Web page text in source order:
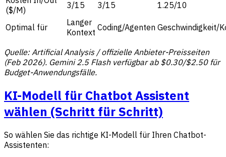
($/M)
3/15 3/15 1.25/10
Optimal für
Langer
Kontext Coding/Agenten Geschwindigkeit/
Quelle: Artificial Analysis / offizielle Anbieter-Preisseiten
(Feb 2026). Gemini 2.5 Flash verfügbar ab $0.30/$2.50 für
Budget-Anwendungsfälle.
KI-Modell für Chatbot Assistent
wählen (Schritt für Schritt)
So wählen Sie das richtige KI-Modell für Ihren Chatbot-
Assistenten: